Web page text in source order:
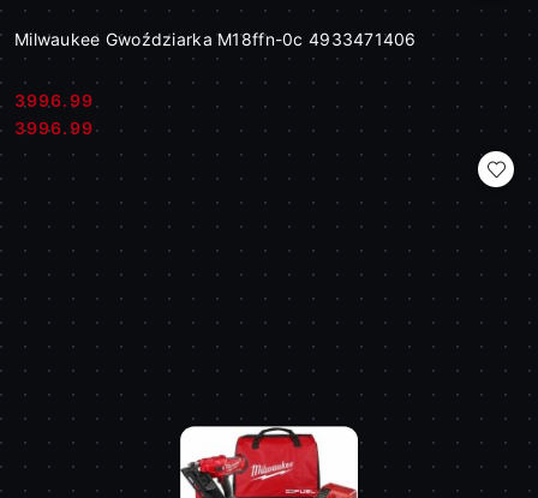
Milwaukee Gwoździarka M18ffn-0c 4933471406
Cena:
3996.99
Cena:
3996.99